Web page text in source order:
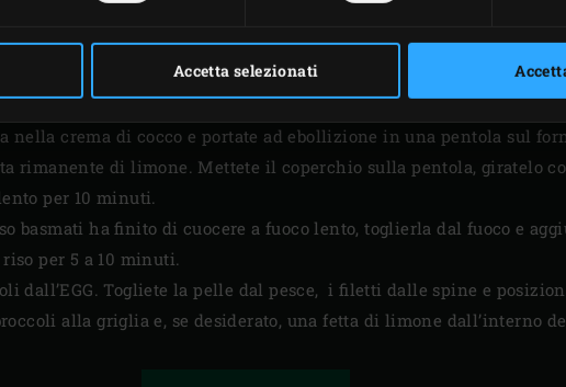
Accetta selezionati
con le foglie di cavolo cinese. Mettete le orate sulle foglie di
per circa 20 minuti. Il pesce non ha bisogno di essere girato durante
girasole e condite con sale a piacere.
siano pronte, inserite i broccoli sulla griglia dell’EGG. Girate i
nella crema di cocco e portate ad ebollizione in una pentola sul
rimanente di limone. Mettete il coperchio sulla pentola, giratelo
per 10 minuti.
basmati ha finito di cuocere a fuoco lento, toglierla dal fuoco e
per 5 a 10 minuti.
dall’EGG. Togliete la pelle dal pesce, i filetti dalle spine e
alla griglia e, se desiderato, una fetta di limone dall’interno